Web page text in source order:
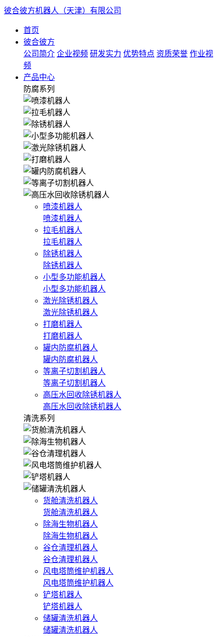
彼合彼方机器人（天津）有限公司
首页
彼合彼方
公司简介 企业视频 研发实力 优势特点 资质荣誉 作业视
频
产品中心
防腐系列
喷漆机器人
喷漆机器人
拉毛机器人
拉毛机器人
除锈机器人
除锈机器人
小型多功能机器人
小型多功能机器人
激光除锈机器人
激光除锈机器人
打磨机器人
打磨机器人
罐内防腐机器人
罐内防腐机器人
等离子切割机器人
等离子切割机器人
高压水回收除锈机器人
高压水回收除锈机器人
清洗系列
货舱清洗机器人
货舱清洗机器人
除海生物机器人
除海生物机器人
谷仓清理机器人
谷仓清理机器人
风电塔筒维护机器人
风电塔筒维护机器人
铲塔机器人
铲塔机器人
储罐清洗机器人
储罐清洗机器人